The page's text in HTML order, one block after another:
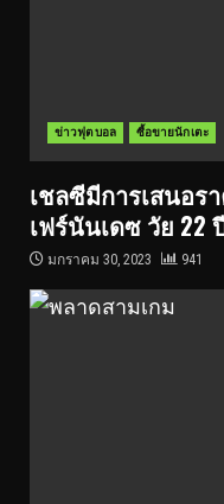
ข่าวฟุตบอล ซื้อขายนักเตะ
เชลซีมีการเสนอร
เฟร์นันเดซ วัย 22
มกราคม 30, 2023 941